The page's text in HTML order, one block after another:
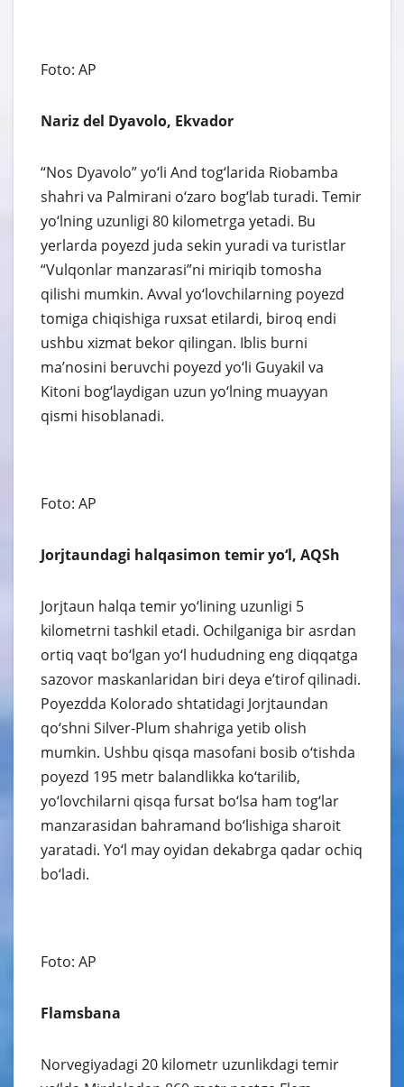
Foto: AP
Nariz del Dyavolo, Ekvador
“Nos Dyavolo” yo‘li And tog‘larida Riobamba
shahri va Palmirani o‘zaro bog‘lab turadi. Temir
yo‘lning uzunligi 80 kilometrga yetadi. Bu
yerlarda poyezd juda sekin yuradi va turistlar
“Vulqonlar manzarasi”ni miriqib tomosha
qilishi mumkin. Avval yo‘lovchilarning poyezd
tomiga chiqishiga ruxsat etilardi, biroq endi
ushbu xizmat bekor qilingan. Iblis burni
ma’nosini beruvchi poyezd yo‘li Guyakil va
Kitoni bog‘laydigan uzun yo‘lning muayyan
qismi hisoblanadi.
Foto: AP
Jorjtaundagi halqasimon temir yo‘l, AQSh
Jorjtaun halqa temir yo‘lining uzunligi 5
kilometrni tashkil etadi. Ochilganiga bir asrdan
ortiq vaqt bo‘lgan yo‘l hududning eng diqqatga
sazovor maskanlaridan biri deya e’tirof qilinadi.
Poyezdda Kolorado shtatidagi Jorjtaundan
qo‘shni Silver-Plum shahriga yetib olish
mumkin. Ushbu qisqa masofani bosib o‘tishda
poyezd 195 metr balandlikka ko‘tarilib,
yo‘lovchilarni qisqa fursat bo‘lsa ham tog‘lar
manzarasidan bahramand bo‘lishiga sharoit
yaratadi. Yo‘l may oyidan dekabrga qadar ochiq
bo‘ladi.
Foto: AP
Flamsbana
Norvegiyadagi 20 kilometr uzunlikdagi temir